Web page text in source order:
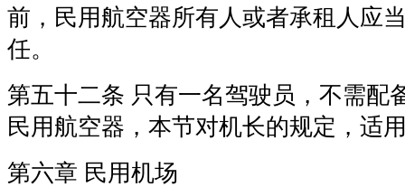
前，民用航空器所有人或者承租人应
任。
第五十二条 只有一名驾驶员，不需配
民用航空器，本节对机长的规定，适
第六章 民用机场